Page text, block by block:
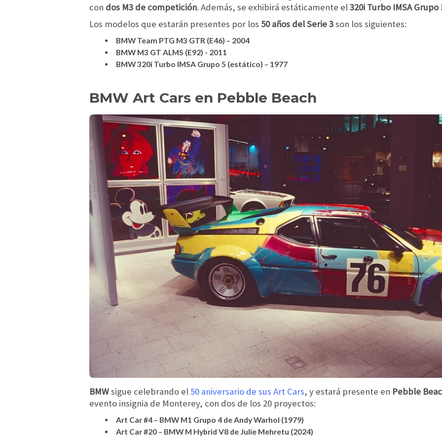
con dos M3 de competición. Además, se exhibirá estáticamente el320i Turbo IMSA Grupo
Los modelos que estarán presentes por los 50 años del Serie 3son los siguientes:
BMW Team PTG M3 GTR (E46) – 2004
BMW M3 GT ALMS (E92) - 2011
BMW 320i Turbo IMSA Grupo 5 (estático) – 1977
BMW Art Cars en Pebble Beach
BMWsigue celebrando el 50 aniversario de sus Art Cars, y estará presente en Pebble
evento insignia de Monterey, con dos de los 20 proyectos:
Art Car #4 – BMW M1 Grupo 4 de Andy Warhol (1979)
Art Car #20 – BMW M Hybrid V8 de Julie Mehretu (2024)